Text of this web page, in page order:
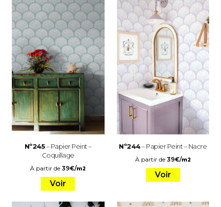
Nº245– Papier Peint –
Coquillage
À partir de39€/m2
Voir
Nº244– Papier Peint – Nacre
À partir de 39€/m2
Voir